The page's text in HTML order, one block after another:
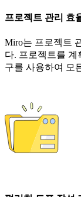
프로젝트 관리 효
Miro는 프로젝트
다. 프로젝트를 계
구를 사용하여 모